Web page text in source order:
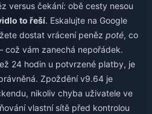
versus čekání: obě cesty nesou
to řeší. Eskalujte na Google
dostat vrácení peněz poté, co
což vám zanechá nepořádek.
24 hodin u potvrzené platby, je
Zpoždění v9.64 je
nikoliv chyba uživatele ve
vlastní sítě před kontrolou